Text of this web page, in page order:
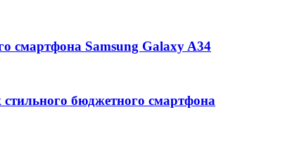
смартфона Samsung Galaxy A34
бюджетного смартфона